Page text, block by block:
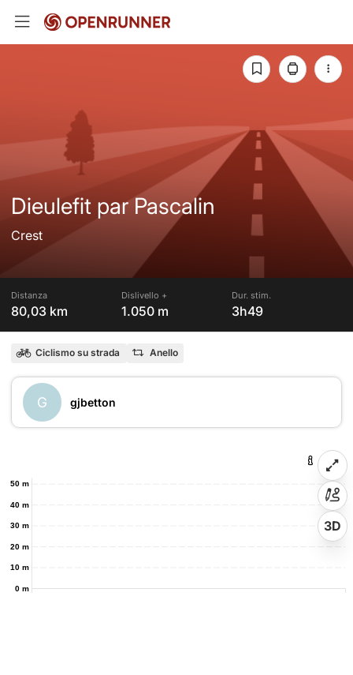
Dieulefit par Pascalin
Crest
Distanza
80,03 km
Dislivello +
1.050 m
Dur. stim.
3h49
Ciclismo su strada Anello
G gjbetton
0 m
10 m
20 m
30 m
40 m
50 m
3D